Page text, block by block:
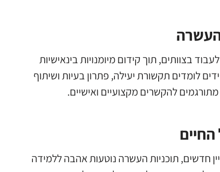
העשרה
בצוותים, תוך קידום מיומנויות בינאישיות
לומדים תקשורת יעילה, פתרון בעיות ושיתוף
להקשרים מקצועיים ואישיים.
חדשים, תוכניות העשרה נוטעות אהבה ללמידה